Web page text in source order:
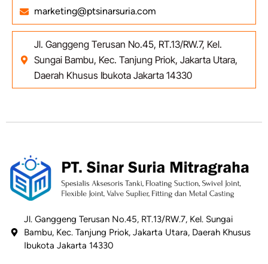
marketing@ptsinarsuria.com
Jl. Ganggeng Terusan No.45, RT.13/RW.7, Kel.
Sungai Bambu, Kec. Tanjung Priok, Jakarta Utara,
Daerah Khusus Ibukota Jakarta 14330
Jl. Ganggeng Terusan No.45, RT.13/RW.7, Kel. Sungai
Bambu, Kec. Tanjung Priok, Jakarta Utara, Daerah Khusus
Ibukota Jakarta 14330